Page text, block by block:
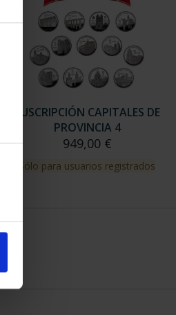
SUSCRIPCIÓN CAPITALES DE
PROVINCIA 4
949,00 €
Sólo para usuarios registrados